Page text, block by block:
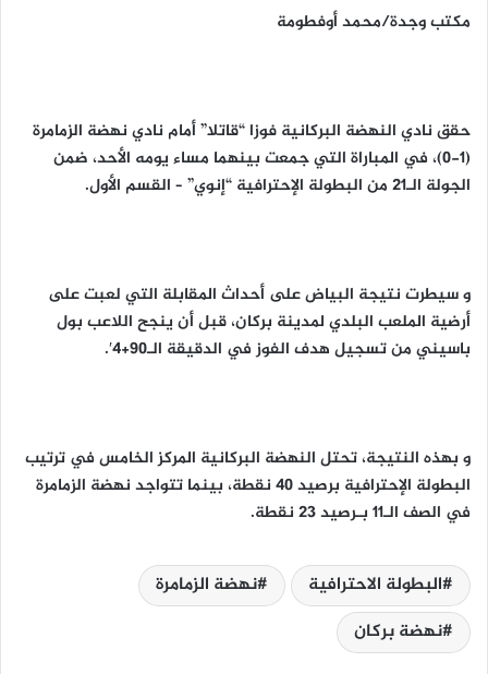
مكتب وجدة/محمد أوفطومة
حقق نادي النهضة البركانية فوزا “قاتلا” أمام نادي نهضة الزمامرة
(1-0)، في المباراة التي جمعت بينهما مساء يومه الأحد، ضمن
الجولة الـ21 من البطولة الإحترافية “إنوي” – القسم الأول.
و سيطرت نتيجة البياض على أحداث المقابلة التي لعبت على
أرضية الملعب البلدي لمدينة بركان، قبل أن ينجح اللاعب بول
باسيني من تسجيل هدف الفوز في الدقيقة الـ90+4′.
و بهذه النتيجة، تحتل النهضة البركانية المركز الخامس في ترتيب
البطولة الإحترافية برصيد 40 نقطة، بينما تتواجد نهضة الزمامرة
في الصف الـ11 بـرصيد 23 نقطة.
البطولة الاحترافية
نهضة الزمامرة
نهضة بركان